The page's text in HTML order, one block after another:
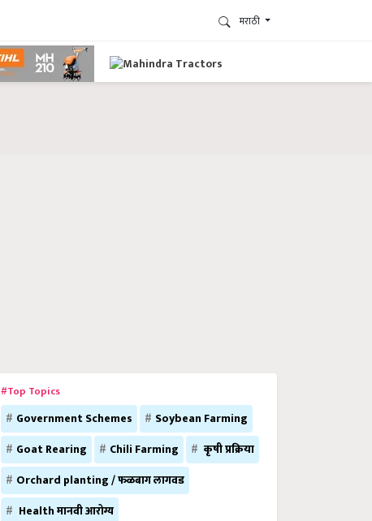
मराठी
#Top Topics
Government Schemes
Soybean Farming
Goat Rearing
Chili Farming
कृषी प्रक्रिया
Orchard planting / फळबाग लागवड
Health मानवी आरोग्य